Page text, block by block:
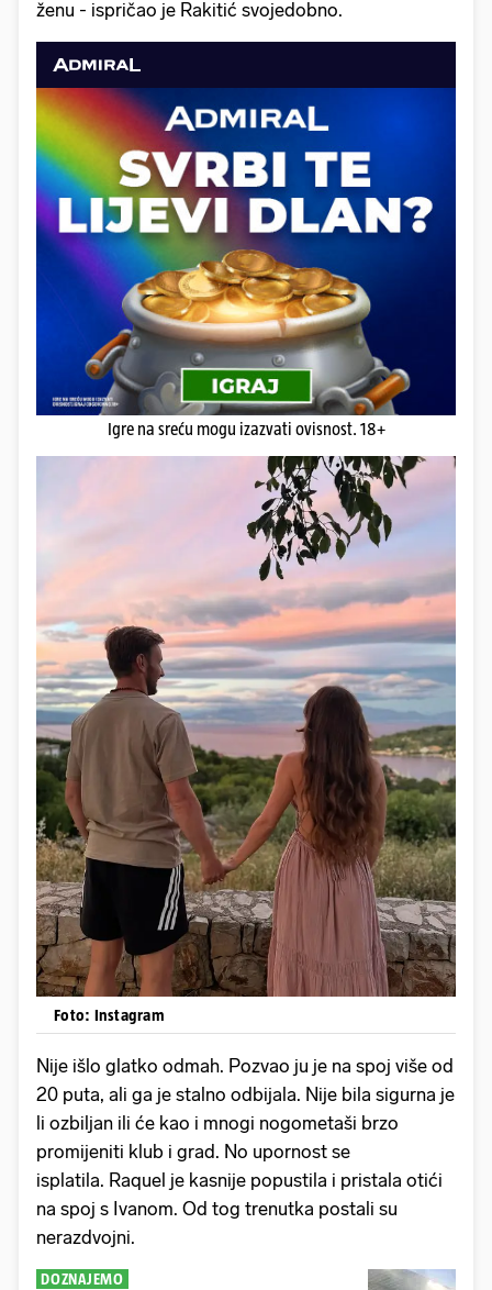
ženu - ispričao je Rakitić svojedobno.
Igre na sreću mogu izazvati ovisnost. 18+
Foto: Instagram
Nije išlo glatko odmah. Pozvao ju je na spoj više od
20 puta, ali ga je stalno odbijala. Nije bila sigurna je
li ozbiljan ili će kao i mnogi nogometaši brzo
promijeniti klub i grad. No upornost se
isplatila. Raquel je kasnije popustila i pristala otići
na spoj s Ivanom. Od tog trenutka postali su
nerazdvojni.
DOZNAJEMO